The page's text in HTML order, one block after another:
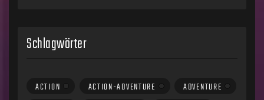
Schlagwörter
ACTION ACTION-ADVENTURE
ADVENTURE